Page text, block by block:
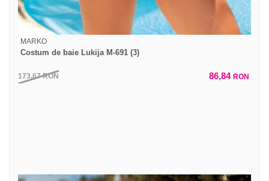
MARKO
Costum de baie Lukija M-691 (3)
173,67RON 86,84 RON